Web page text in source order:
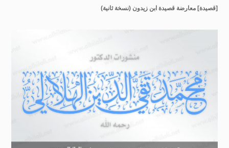
[قصيدة] معارضة قصيدة ابن زيدون (نسخة ثانية)